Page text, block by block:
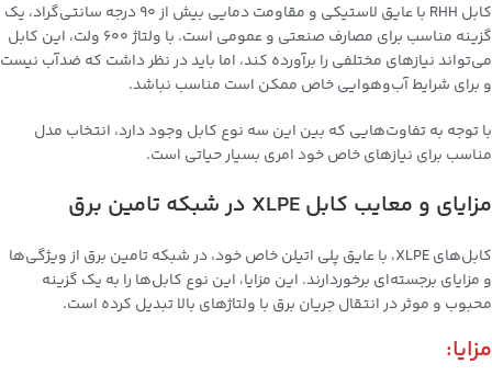
کابل RHH با عایق لاستیکی و مقاومت دمایی بیش از 90 درجه سانتی‌گراد، یک
گزینه مناسب برای مصارف صنعتی و عمومی است. با ولتاژ 600 ولت، این کابل
می‌تواند نیازهای مختلفی را برآورده کند، اما باید در نظر داشت که ضدآب نیست
و برای شرایط آب‌و‌هوایی خاص ممکن است مناسب نباشد.
با توجه به تفاوت‌هایی که بین این سه نوع کابل وجود دارد، انتخاب مدل
مناسب برای نیازهای خاص خود امری بسیار حیاتی است.
مزایای و معایب کابل XLPE در شبکه تامین برق
کابل‌های XLPE، با عایق پلی اتیلن خاص خود، در شبکه تامین برق از ویژگی‌ها
و مزایای برجسته‌ای برخوردارند. این مزایا، این نوع کابل‌ها را به یک گزینه
محبوب و موثر در انتقال جریان برق با ولتاژهای بالا تبدیل کرده است.
مزایا: